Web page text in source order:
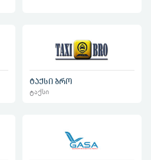
ტაქსი ბრო
ტაქსი